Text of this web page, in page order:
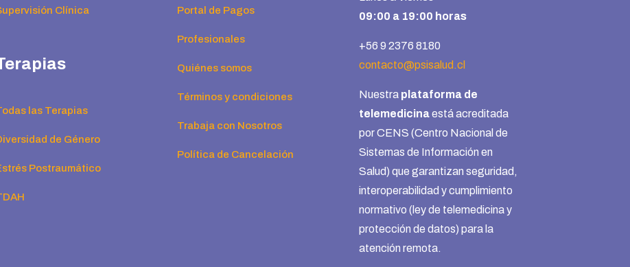
Clínica
las Terapias
de Género
Postraumático
Portal de Pagos
Profesionales
Quiénes somos
Términos y condiciones
Trabaja con Nosotros
Política de Cancelación
09:00 a 19:00 horas
+56 9 2376 8180
contacto@psisalud.cl
Nuestra plataforma de
telemedicinaestá acreditada
por CENS (Centro Nacional de
Sistemas de Información en
Salud) que garantizan seguridad,
interoperabilidad y cumplimiento
normativo (ley de telemedicina y
protección de datos) para la
atención remota.